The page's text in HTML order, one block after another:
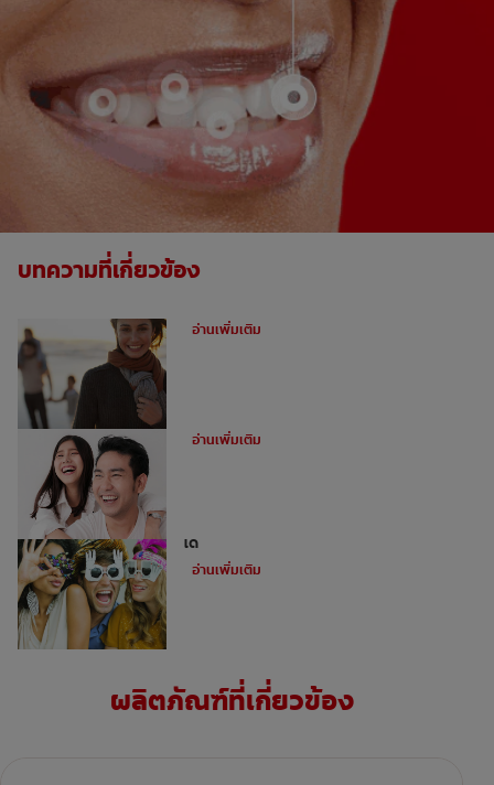
บทความที่เกี่ยวข้อง
อ่านเพิ่มเติม
อ่านเพิ่มเติม
ได้
อ่านเพิ่มเติม
ผลิตภัณฑ์ที่เกี่ยวข้อง